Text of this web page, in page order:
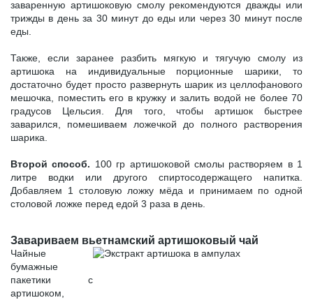
заваренную артишоковую смолу рекомендуются дважды или
трижды в день за 30 минут до еды или через 30 минут после
еды.
Также, если заранее разбить мягкую и тягучую смолу из
артишока на индивидуальные порционные шарики, то
достаточно будет просто развернуть шарик из целлофанового
мешочка, поместить его в кружку и залить водой не более 70
градусов Цельсия. Для того, чтобы артишок быстрее
заварился, помешиваем ложечкой до полного растворения
шарика.
Второй способ. 100 гр артишоковой смолы растворяем в 1
литре водки или другого спиртосодержащего напитка.
Добавляем 1 столовую ложку мёда и принимаем по одной
столовой ложке перед едой 3 раза в день.
Завариваем вьетнамский артишоковый чай
Чайные
бумажные
пакетики с
артишоком,